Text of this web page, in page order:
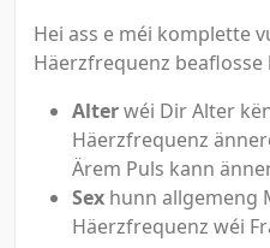
Hei ass e méi komplette
Häerzfrequenz beaflosse
Alterwéi Dir Alter
Häerzfrequenz
Ärem Puls kann
Sex hunn allgemeng
Häerzfrequenz wéi